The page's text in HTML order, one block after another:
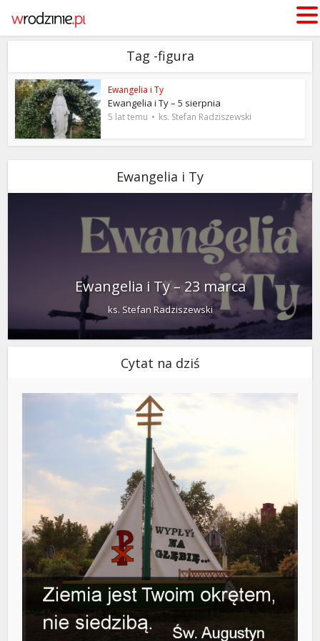
Tag -figura
Ewangelia i Ty
Ewangelia i Ty – 5 sierpnia
5 lat temu ks. Stefan Radziszewski
Ewangelia i Ty
Ewangelia i Ty – 23 marca
ks. Stefan Radziszewski
Cytat na dziś